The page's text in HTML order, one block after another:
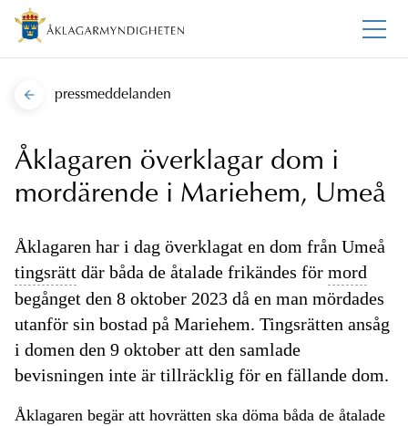
pressmeddelanden
Åklagaren överklagar dom i
mordärende i Mariehem, Umeå
Åklagaren har i dag överklagat en dom från Umeå
tingsrätt där båda de åtalade frikändes för mord
begånget den 8 oktober 2023 då en man mördades
utanför sin bostad på Mariehem. Tingsrätten ansåg
i domen den 9 oktober att den samlade
bevisningen inte är tillräcklig för en fällande dom.
Åklagaren begär att hovrätten ska döma båda de åtalade